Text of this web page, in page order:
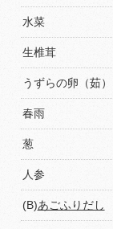
水菜
生椎茸
うずらの卵（茹）
春雨
葱
人参
(B)あごふりだし